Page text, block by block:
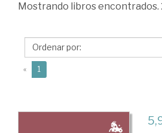
Hessel,
(1917-
2013)
Mostrando libros encontrados.
« 1